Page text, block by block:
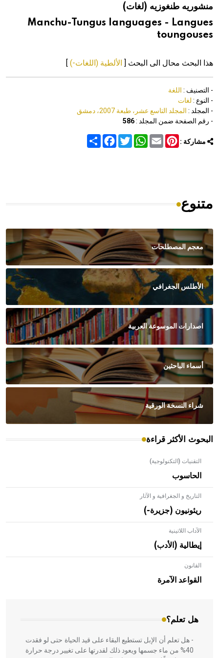
هيئة الموسوعة العربية تطلق موسوعات جديدة في عام 2026
منشوريه طنغوزيه (لغات)
Manchu-Tungus languages - Langues
toungouses
هذا البحث محال الى البحث [ الألطية (اللغات-)
- التصنيف : اللغة
- النوع : لغات
- المجلد : المجلد التاسع عشر، طبعة 2007، دمشق
- رقم الصفحة ضمن المجلد :586
مشاركة : Share
FacebookTwitter
WhatsAppEmail
Pinterest
متنوع
معجم المصطلحات
الأطلس الجغرافي
اصدارات الموسوعة العربية
أسماء الباحثين
شراء النسخة الورقية
البحوث الأكثر قراءة
التقنيات (التكنولوجية)
الحاسوب
التاريخ و الجغرافية و الآثار
ريئونيون (جزيرة-)
الآداب اللاتينية
إيطالية (الأدب)
القانون
القواعد الآمرة
هل تعلم؟
- هل تعلم أن الأبلق نوع من الفنون الهندسية التي ارتبطت
بالعمارة الإسلامية في بلاد الشام ومصر خاصة، حيث يحرص
المعمار على بناء مداميكه وخاصة في الواجهات
- هل تعلم أن الإبل تستطيع البقاء على قيد الحياة حتى لو فقدت
40% من ماء جسمها ويعود ذلك لقدرتها على تغيير درجة حرارة